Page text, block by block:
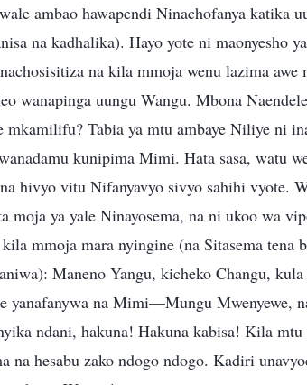
ambao hawapendi Ninachofanya katika
na kadhalika). Hayo yote ni maonyesho
na kila mmoja wenu lazima awe
wanapinga uungu Wangu. Mbona
mkamilifu? Tabia ya mtu ambaye Niliye ni
kunipima Mimi. Hata sasa, watu
hivyo vitu Nifanyavyo sivyo sahihi vyote.
moja ya yale Ninayosema, na ni ukoo wa
mmoja mara nyingine (na Sitasema tena
Maneno Yangu, kicheko Changu,
yanafanywa na Mimi—Mungu Mwenyewe,
ndani, hakuna! Hakuna kabisa! Kila mtu
na hesabu zako ndogo ndogo. Kadiri